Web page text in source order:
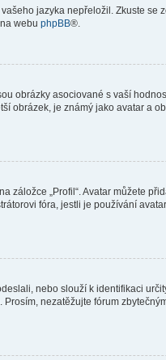
jazyka nepřeložil. Zkuste
webu phpBB®.
obrázky asociované s vaší
obrázek, je známý jako avatar a
záložce „Profil“. Avatar můžete
fóra, jestli je používání
nebo slouží k identifikaci
nezatěžujte fórum